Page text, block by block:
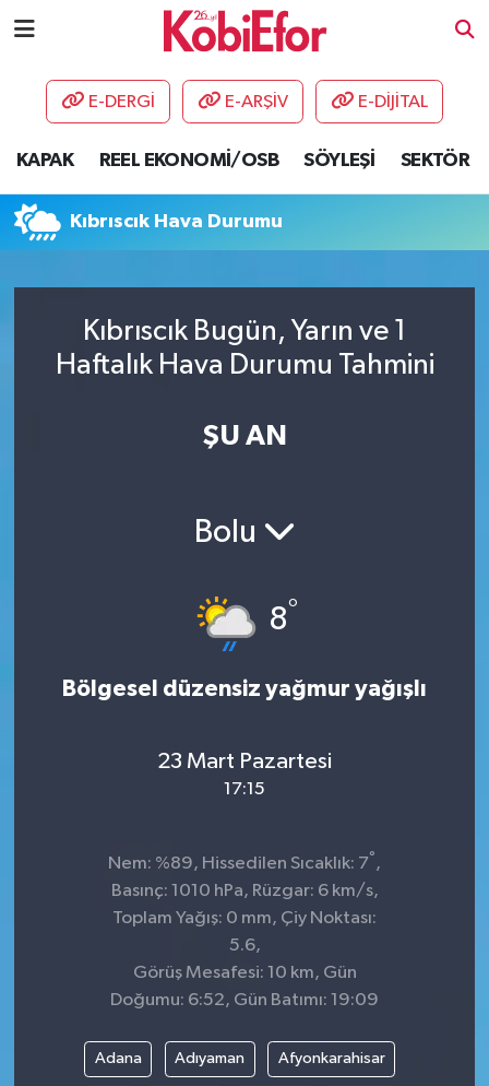
E-DERGİ E-ARŞİV E-DİJİTAL
KAPAK REEL EKONOMİ/OSB SÖYLEŞİ SEKTÖR
Kıbrıscık Hava Durumu
Kıbrıscık Bugün, Yarın ve 1
Haftalık Hava Durumu Tahmini
ŞU AN
Bolu
8°
Bölgesel düzensiz yağmur yağışlı
23 Mart Pazartesi
17:15
Nem: %89, Hissedilen Sıcaklık: 7° ,
Basınç: 1010 hPa, Rüzgar: 6 km/s,
Toplam Yağış: 0 mm, Çiy Noktası:
5.6,
Görüş Mesafesi: 10 km, Gün
Doğumu: 6:52, Gün Batımı: 19:09
Adana Adıyaman Afyonkarahisar
AKADEMİ
DESTEK-TEŞVİK
ETKİNLİK
HABERLER
ÜLKE